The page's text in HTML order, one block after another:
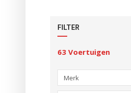
FILTER
63 Voertuigen
Merk